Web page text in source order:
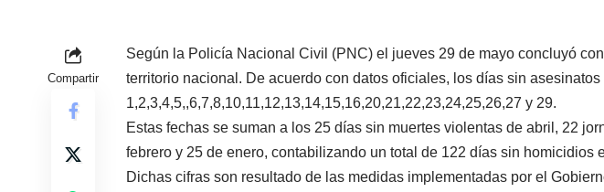
Compartir
Según la Policía Nacional Civil (PNC) el jueves 29 de mayo concluyó
territorio nacional. De acuerdo con datos oficiales, los días sin
1,2,3,4,5,,6,7,8,10,11,12,13,14,15,16,20,21,22,23,24,25,26,27 y 29.
Estas fechas se suman a los 25 días sin muertes violentas de abril, 22
febrero y 25 de enero, contabilizando un total de 122 días sin homicidios
Dichas cifras son resultado de las medidas implementadas por el